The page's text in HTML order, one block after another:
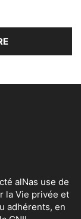
alNas use de
la Vie privée et
adhérents, en